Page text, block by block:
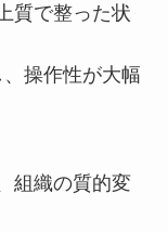
質で整った状
、操作性が大幅
組織の質的変